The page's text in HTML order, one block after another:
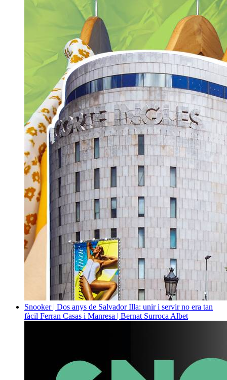
Snooker | Dos anys de Salvador Illa: unir i servir no era tan
fàcil Ferran Casas i Manresa | Bernat Surroca Albet